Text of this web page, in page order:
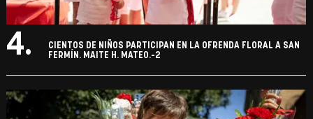
4.
CIENTOS DE NIÑOS PARTICIPAN EN LA OFRENDA FLORAL A SAN
FERMÍN. MAITE H. MATEO.-2